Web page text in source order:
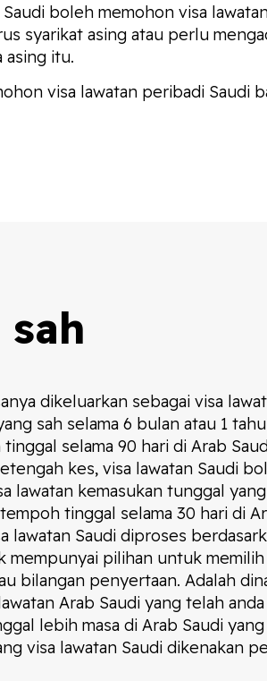
boleh memohon visa
syarikat asing atau perlu
asing itu.
visa lawatan peribadi Saudi
dikeluarkan sebagai visa
sah selama 6 bulan atau 1
selama 90 hari di Arab
kes, visa lawatan Saudi
lawatan kemasukan tunggal
tinggal selama 30 hari di
lawatan Saudi diproses
mempunyai pilihan untuk
bilangan penyertaan. Adalah
Arab Saudi yang telah
lebih masa di Arab Saudi yang
visa lawatan Saudi dikenakan